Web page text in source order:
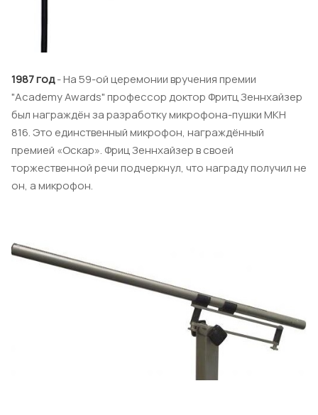
1987 год- На 59-ой церемонии вручения премии
"Academy Awards" профессор доктор Фритц Зеннхайзер
был награждён за разработку микрофона-пушки MKH
816. Это единственный микрофон, награждённый
премией «Оскар». Фриц Зеннхайзер в своей
торжественной речи подчеркнул, что награду получил не
он, а микрофон.